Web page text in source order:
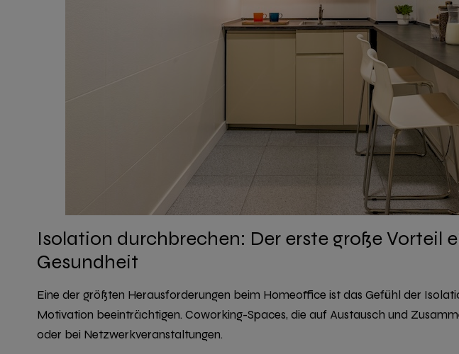
Isolation durchbrechen: Der erste große Vorteil
Gesundheit
Eine der größten Herausforderungen beim Homeoffice ist das Gefühl der
Motivation beeinträchtigen. Coworking-Spaces, die auf Austausch und
oder bei Netzwerkveranstaltungen.